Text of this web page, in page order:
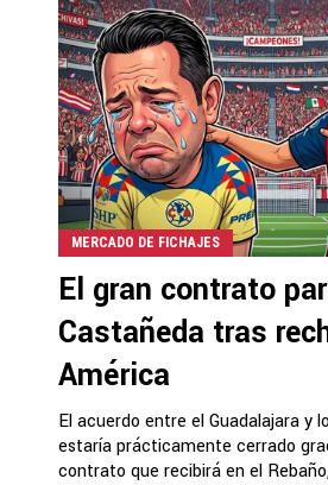
MERCADO DE FICHAJES
El gran contrato
Castañeda tras
América
El acuerdo entre el Guadalajara y
estaría prácticamente cerrado
contrato que recibirá en el